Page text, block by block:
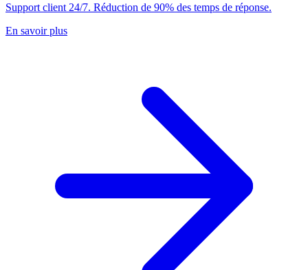
Support client 24/7. Réduction de 90% des temps de réponse.
En savoir plus